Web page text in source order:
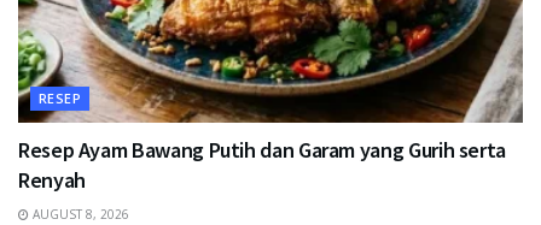
RESEP
Resep Ayam Bawang Putih dan Garam yang Gurih serta
Renyah
AUGUST 8, 2026